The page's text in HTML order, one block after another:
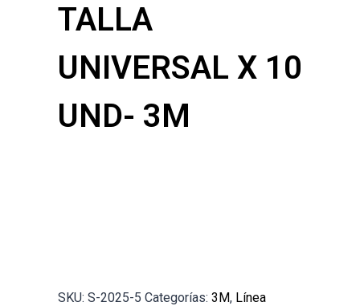
TALLA
UNIVERSAL X 10
UND- 3M
SKU: S-2025-5 Categorías: 3M, Línea